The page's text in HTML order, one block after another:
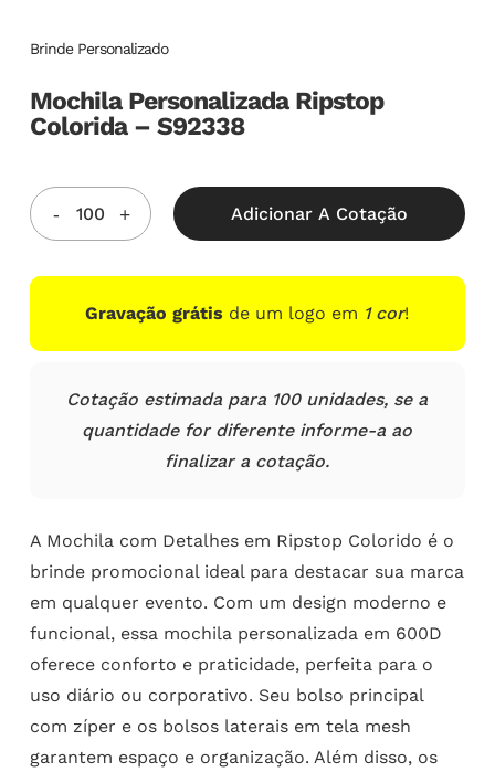
Brinde Personalizado
Mochila Personalizada Ripstop
Colorida – S92338
Adicionar A Cotação
Gravação grátis de um logo em 1 cor!
Cotação estimada para 100 unidades, se a
quantidade for diferente informe-a ao
finalizar a cotação.
A Mochila com Detalhes em Ripstop Colorido é o
brinde promocional ideal para destacar sua marca
em qualquer evento. Com um design moderno e
funcional, essa mochila personalizada em 600D
oferece conforto e praticidade, perfeita para o
uso diário ou corporativo. Seu bolso principal
com zíper e os bolsos laterais em tela mesh
garantem espaço e organização. Além disso, os